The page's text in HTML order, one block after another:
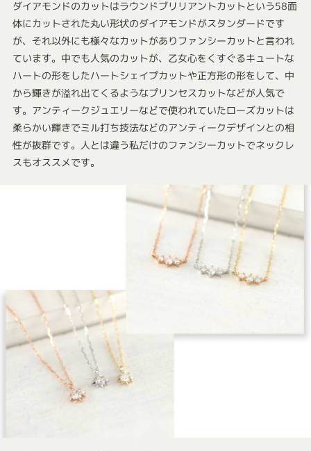
ダイアモンドのカットはラウンドブリリアントカットという58面
体にカットされた丸い形状のダイアモンドがスタンダードです
が、それ以外にも様々なカットがありファンシーカットと言われ
ています。中でも人気のカットが、乙女心をくすぐるキュートな
ハートの形をしたハートシェイプカットや正方形の形をして、中
から輝きが溢れ出てくるようなプリンセスカットなどが人気で
す。アンティークジュエリーなどで使われていたローズカットは
柔らかい輝きでミル打ち技法などのアンティークデザインとの相
性が抜群です。人とは違う私だけのファンシーカットでネックレ
スもオススメです。